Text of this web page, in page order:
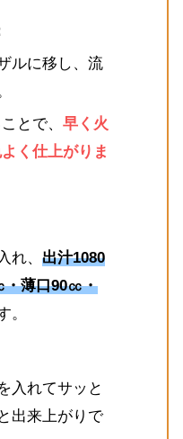
ルに移し、流
とで、 早く火
く仕上がりま
れ、 出汁1080
・薄口90㏄・
。
れてサッと
出来上がりで